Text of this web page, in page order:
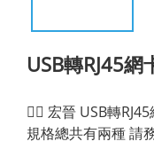
USB轉RJ45網
🙋‍♀️ 宏晉 USB轉
規格總共有兩種 請